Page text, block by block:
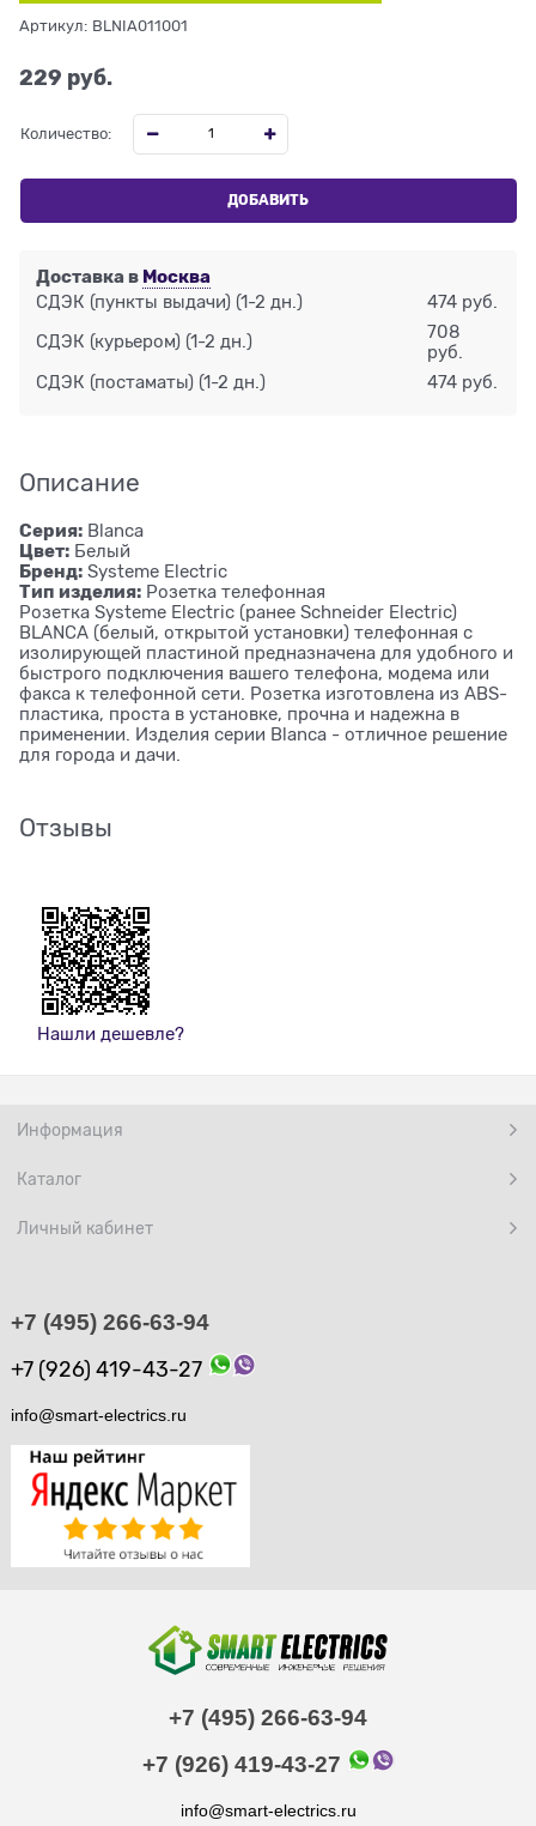
Артикул: BLNIA011001
229 руб.
Количество:
ДОБАВИТЬ
Доставка в Москва
СДЭК (пункты выдачи) (1-2 дн.) 474 руб.
СДЭК (курьером) (1-2 дн.)
708
руб.
СДЭК (постаматы) (1-2 дн.) 474 руб.
Описание
Серия: Blanca
Цвет: Белый
Бренд: Systeme Electric
Тип изделия: Розетка телефонная
Розетка Systeme Electric (ранее Schneider Electric)
BLANCA (белый, открытой установки) телефонная с
изолирующей пластиной предназначена для удобного и
быстрого подключения вашего телефона, модема или
факса к телефонной сети. Розетка изготовлена из ABS-
пластика, проста в установке, прочна и надежна в
применении. Изделия серии Blanca - отличное решение
для города и дачи.
Отзывы
Нашли дешевле?
Информация
Каталог
Личный кабинет
+7 (495) 266-63-94
+7 (926) 419-43-27
info@smart-electrics.ru
+7 (495) 266-63-94
+7 (926) 419-43-27
info@smart-electrics.ru